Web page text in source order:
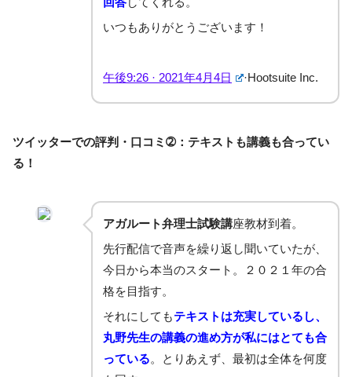
いつもありがとうございます！
午後9:26 · 2021年4月4日 ·Hootsuite Inc.
ツイッターでの評判・口コミ➁：テキストも講義も合ってい
る！
アガルート弁理士試験講座教材到着。
先行配信で音声を繰り返し聞いていたが、
今日から本当のスタート。２０２１年の合
格を目指す。
それにしてもテキストは充実しているし、
丸野先生の講義の進め方が私にはとても合
っている。とりあえず、最初は全体を何度